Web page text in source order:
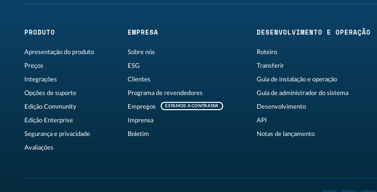
PRODUTO
Apresentação do produto
Preços
Integrações
Opções de suporte
Edição Community
Edição Enterprise
Segurança e privacidade
Avaliações
EMPRESA
Sobre nós
ESG
Clientes
Programa de revendedores
Empregos ESTAMOS A CONTRATAR
Imprensa
Boletim
DESENVOLVIMENTO E OPERAÇÃO
Roteiro
Transferir
Guia de instalação e operação
Guia de administrador do sistema
Desenvolvimento
API
Notas de lançamento